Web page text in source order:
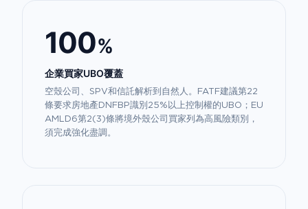
100%
企業買家UBO覆蓋
空殼公司、SPV和信託解析到自然人。FATF建議第22
條要求房地產DNFBP識別25%以上控制權的UBO；EU
AMLD6第2(3)條將境外殼公司買家列為高風險類別，
須完成強化盡調。